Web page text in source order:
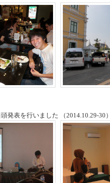
発表を行いました （2014.10.29-30